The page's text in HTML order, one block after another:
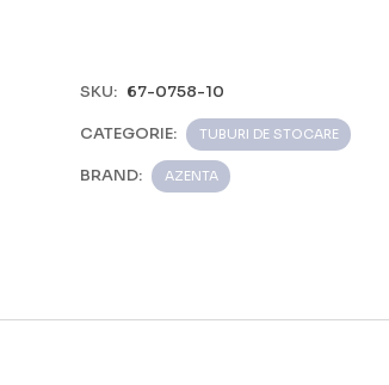
SKU: 67-0758-10
CATEGORIE: TUBURI DE STOCARE
BRAND: AZENTA